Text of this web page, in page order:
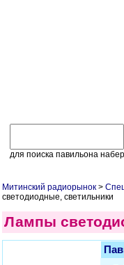
для поиска павильона
Митинский радиорынок >
светодиодные, светильники
Лампы